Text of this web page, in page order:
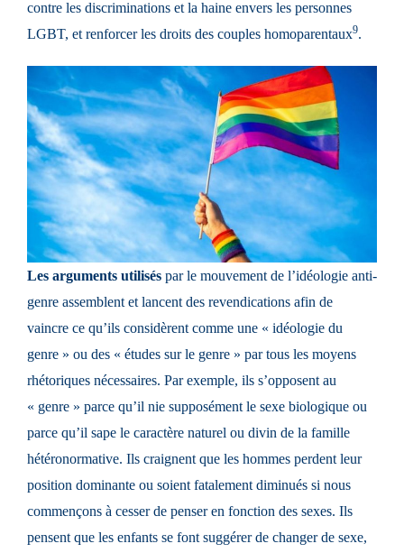
contre les discriminations et la haine envers les personnes
LGBT, et renforcer les droits des couples homoparentaux9.
Les arguments utilisés par le mouvement de l’idéologie anti-
genre assemblent et lancent des revendications afin de
vaincre ce qu’ils considèrent comme une « idéologie du
genre » ou des « études sur le genre » par tous les moyens
rhétoriques nécessaires. Par exemple, ils s’opposent au
« genre » parce qu’il nie supposément le sexe biologique ou
parce qu’il sape le caractère naturel ou divin de la famille
hétéronormative. Ils craignent que les hommes perdent leur
position dominante ou soient fatalement diminués si nous
commençons à cesser de penser en fonction des sexes. Ils
pensent que les enfants se font suggérer de changer de sexe,